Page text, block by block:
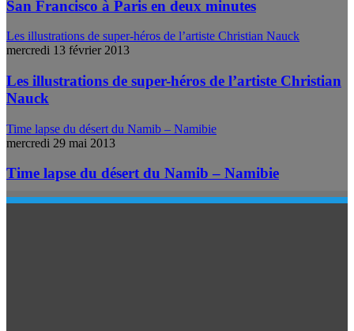
San Francisco à Paris en deux minutes
Les illustrations de super-héros de l’artiste Christian Nauck
mercredi 13 février 2013
Les illustrations de super-héros de l’artiste Christian
Nauck
Time lapse du désert du Namib – Namibie
mercredi 29 mai 2013
Time lapse du désert du Namib – Namibie